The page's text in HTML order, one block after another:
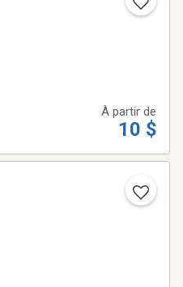
À partir de
10 $